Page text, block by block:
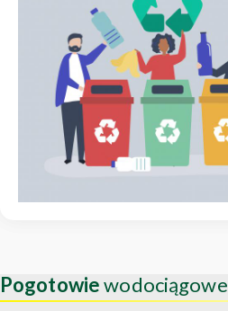
Pogotowiewodociągowe